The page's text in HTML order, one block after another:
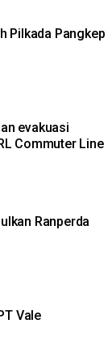
Pilkada Pangkep
evakuasi
Commuter Line
Ranperda
Vale